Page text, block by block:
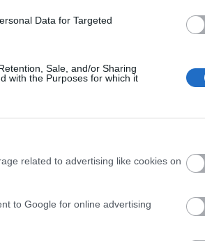
Data for Targeted
Sale, and/or Sharing
with the Purposes for which it
related to advertising like cookies on
to Google for online advertising
Vicces és tanulságos
A vászonról
Divat és pletyka
Perez Hilton